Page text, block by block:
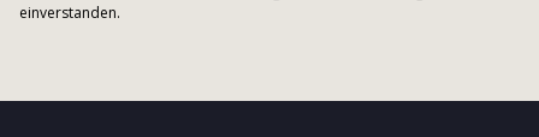
einverstanden.